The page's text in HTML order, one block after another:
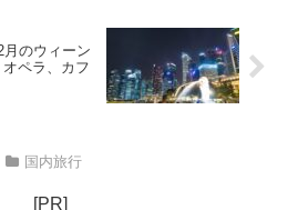
のウィーン
ペラ、カフ
国内旅行
[PR]